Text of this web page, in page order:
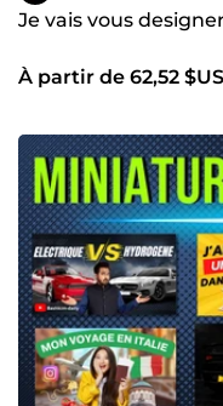
Je vais vous
À partir de 62,52 $US